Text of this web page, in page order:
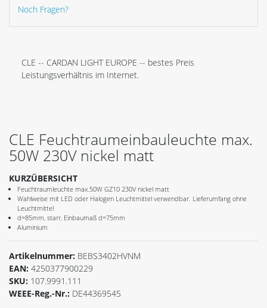
Noch Fragen?
CLE -- CARDAN LIGHT EUROPE -- bestes Preis
Leistungsverhältnis im Internet.
CLE Feuchtraumeinbauleuchte max.
50W 230V nickel matt
KURZÜBERSICHT
Feuchtraumleuchte max.50W GZ10 230V nickel matt
Wahlweise mit LED oder Halogen Leuchtmittel verwendbar. Lieferumfang ohne
Leuchtmittel
d=85mm, starr, Einbaumaß d=75mm
Aluminium
Artikelnummer: BEBS3402HVNM
EAN: 4250377900229
SKU: 107.9991.111
WEEE-Reg.-Nr.: DE44369545